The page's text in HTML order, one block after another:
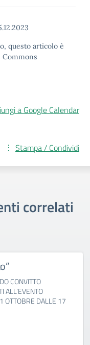
questo articolo è
Commons
a Google Calendar
Stampa / Condividi
correlati
CONVITTO
ALL’EVENTO
OTTOBRE DALLE 17